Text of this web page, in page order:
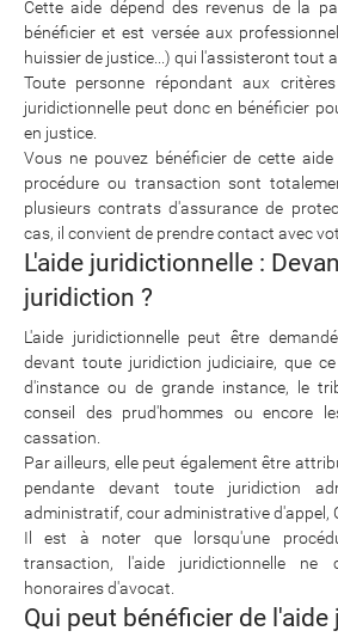
Cette aide dépend des revenus de la
bénéficier et est versée aux
huissier de justice...) qui l'assisteront tout
Toute personne répondant aux
juridictionnelle peut donc en bénéficier
en justice.
Vous ne pouvez bénéficier de cette
procédure ou transaction sont
plusieurs contrats d'assurance de
cas, il convient de prendre contact avec
L'aide juridictionnelle :
juridiction ?
L'aide juridictionnelle peut être
devant toute juridiction judiciaire, que
d'instance ou de grande instance, le
conseil des prud'hommes ou encore
cassation.
Par ailleurs, elle peut également être
pendante devant toute juridiction
administratif, cour administrative d'appel,
Il est à noter que lorsqu'une
transaction, l'aide juridictionnelle
honoraires d'avocat.
Qui peut bénéficier de